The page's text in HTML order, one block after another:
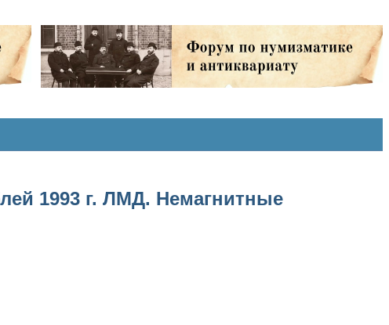
1993 г. ЛМД. Немагнитные